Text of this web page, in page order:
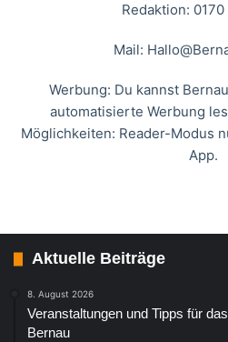
Redaktion:
Mail:
Werbung: Du kannst
automatisierte Werbung
Möglichkeiten: Reader-Modus
App.
Aktuelle Beiträge
8. August 2026
Veranstaltungen und Tipps für
Bernau